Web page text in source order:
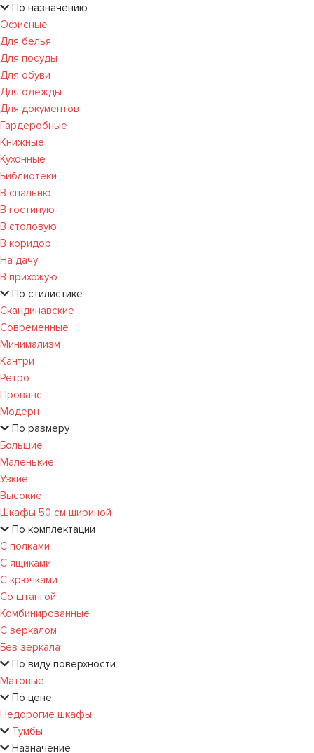
По назначению
Офисные
Для белья
Для посуды
Для обуви
Для одежды
Для документов
Гардеробные
Книжные
Кухонные
Библиотеки
В спальню
В гостиную
В столовую
В коридор
На дачу
В прихожую
По стилистике
Скандинавские
Современные
Минимализм
Кантри
Ретро
Прованс
Модерн
По размеру
Большие
Маленькие
Узкие
Высокие
Шкафы 50 см шириной
По комплектации
С полками
С ящиками
С крючками
Со штангой
Комбинированные
С зеркалом
Без зеркала
По виду поверхности
Матовые
По цене
Недорогие шкафы
Тумбы
Назначение